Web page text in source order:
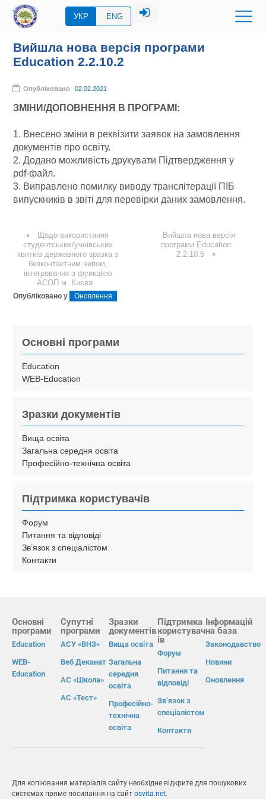
УКР ENG
Вийшла нова версія програми
Education 2.2.10.2
Опубліковано 02.02.2021
ЗМІНИ/ДОПОВНЕННЯ В ПРОГРАМІ:
1. Внесено зміни в реквізити заявок на замовлення
документів про освіту.
2. Додано можливість друкувати Підтвердження у
pdf-файл.
3. Виправлено помилку виводу транслітерації ПІБ
випускників в звіті для перевірки даних замовлення.
‹
Щодо використання
студентських/учнівських
квитків державного зразка з
безконтактним чипом,
інтегрованих з функцією
АСОП м. Києва
Вийшла нова версія
програми Education
2.2.10.5
›
Опубліковано у Оновлення
Основні програми
Education
WEB-Education
Зразки документів
Вища освіта
Загальна середня освіта
Професійно-технічна освіта
Підтримка користувачів
Форум
Питання та відповіді
Зв’язок з спеціалістом
Контакти
Основні
програми
Education
WEB-
Education
Супутні
програми
АСУ «ВНЗ»
Веб Деканат
АС «Школа»
АС «Тест»
Зразки
документів
Вища освіта
Загальна
середня
освіта
Професійно-
технічна
освіта
Підтримка
користувач
ів
Форум
Питання та
відповіді
Зв’язок з
спеціалістом
Контакти
Інформацій
на база
Законодавство
Новини
Оновлення
Для копіювання матеріалів сайту необхідне відкрите для пошукових
системах пряме посилання на сайт osvita.net.